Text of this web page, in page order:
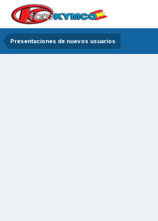
Presentaciones de nuevos usuarios